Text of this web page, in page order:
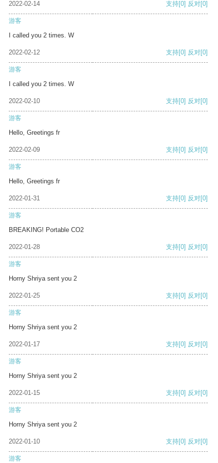
2022-02-14 支持[0] 反对[0]
游客
I called you 2 times. W
2022-02-12 支持[0] 反对[0]
游客
I called you 2 times. W
2022-02-10 支持[0] 反对[0]
游客
Hello, Greetings fr
2022-02-09 支持[0] 反对[0]
游客
Hello, Greetings fr
2022-01-31 支持[0] 反对[0]
游客
BREAKING! Portable CO2
2022-01-28 支持[0] 反对[0]
游客
Horny Shriya sent you 2
2022-01-25 支持[0] 反对[0]
游客
Horny Shriya sent you 2
2022-01-17 支持[0] 反对[0]
游客
Horny Shriya sent you 2
2022-01-15 支持[0] 反对[0]
游客
Horny Shriya sent you 2
2022-01-10 支持[0] 反对[0]
游客